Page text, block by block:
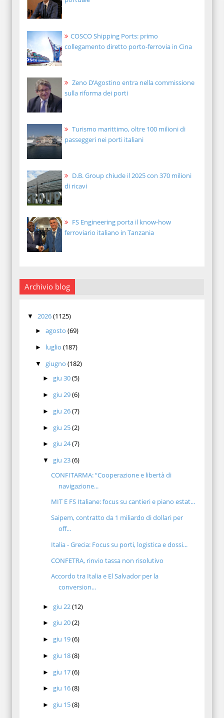
COSCO Shipping Ports: primo
collegamento diretto porto-ferrovia in Cina
Zeno D’Agostino entra nella commissione
sulla riforma dei porti
Turismo marittimo, oltre 100 milioni di
passeggeri nei porti italiani
D.B. Group chiude il 2025 con 370 milioni
di ricavi
FS Engineering porta il know-how
ferroviario italiano in Tanzania
Archivio blog
▼ 2026(1125)
► agosto (69)
► luglio (187)
▼ giugno (182)
► giu 30(5)
► giu 29(6)
► giu 26(7)
► giu 25(2)
► giu 24(7)
▼ giu 23(6)
CONFITARMA: “Cooperazione e libertà di
navigazione...
MIT E FS Italiane: focus su cantieri e piano estat...
Saipem, contratto da 1 miliardo di dollari per
off...
Italia - Grecia: Focus su porti, logistica e dossi...
CONFETRA, rinvio tassa non risolutivo
Accordo tra Italia e El Salvador per la
conversion...
► giu 22(12)
► giu 20(2)
► giu 19(6)
► giu 18(8)
► giu 17(6)
► giu 16(8)
► giu 15(8)